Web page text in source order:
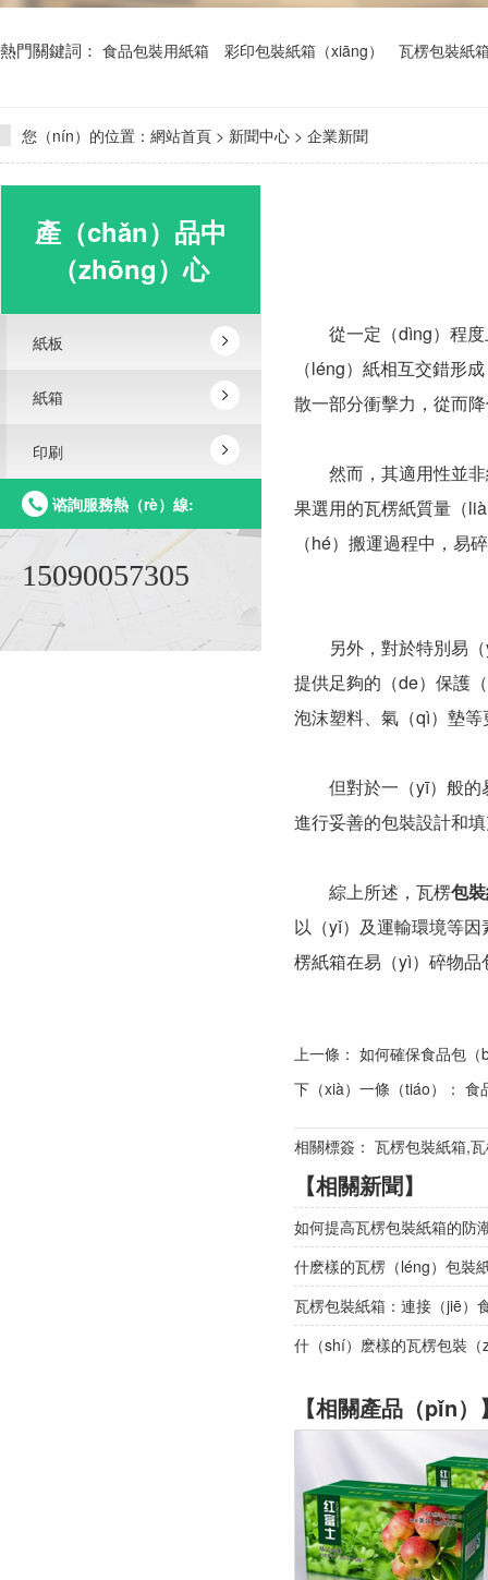
熱門關鍵詞： 食品包裝用紙箱 彩印包裝紙箱（xiāng） 瓦楞包裝紙
您（nín）的位置： 網站首頁 > 新聞中心 > 企業新聞
產（chǎn）品中
（zhōng）心
紙板
紙箱
印刷
谘詢服務熱（rè）線:
15090057305
從一定（dìng）程度
（léng）紙相互交錯形
散一部分衝擊力，從而
然而，其適用性並非
果選用的瓦楞紙質量（
（hé）搬運過程中，易
另外，對於特別易（
提供足夠的（de）保護
泡沫塑料、氣（qì）墊
但對於一（yī）般的
進行妥善的包裝設計和
綜上所述，瓦楞包
以（yǐ）及運輸環境等
楞紙箱在易（yì）碎物
上一條： 如何確保食品包
下（xià）一條（tiáo）： 食
相關標簽： 瓦楞包裝紙箱,
【相關新聞】
如何提高瓦楞包裝紙箱的防
什麽樣的瓦楞（léng）包裝
瓦楞包裝紙箱：連接（jiē）
什（shí）麽樣的瓦楞包裝
【相關產品（pǐn）